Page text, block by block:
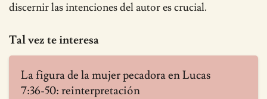
discernir las intenciones del autor es crucial.
Tal vez te interesa
La figura de la mujer pecadora en Lucas
7:36-50: reinterpretación